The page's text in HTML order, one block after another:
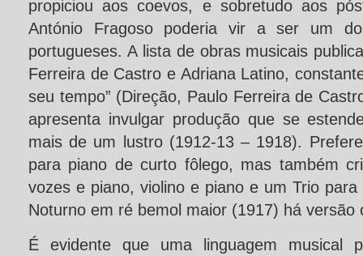
propiciou aos coevos, e sobretudo aos
António Fragoso poderia vir a ser um
portugueses. A lista de obras musicais
Ferreira de Castro e Adriana Latino,
seu tempo” (Direção, Paulo Ferreira de
apresenta invulgar produção que se
mais de um lustro (1912-13 – 1918).
para piano de curto fôlego, mas também
vozes e piano, violino e piano e um Trio
Noturno em ré bemol maior (1917) há versão
É evidente que uma linguagem musical